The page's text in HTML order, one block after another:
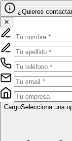
¿Quieres
✕
CargoSelecciona una